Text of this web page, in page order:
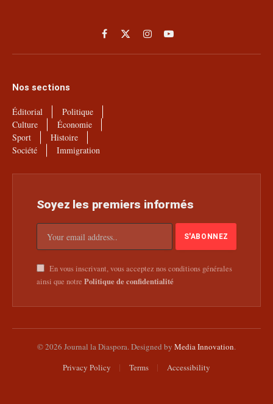
Facebook
X
(Twitter)
InstagramYouTube
Nos sections
Éditorial
Politique
Culture
Économie
Sport
Histoire
Société
Immigration
Soyez les premiers informés
En vous inscrivant, vous acceptez nos conditions générales
ainsi que notre Politique de confidentialité
© 2026 Journal la Diaspora. Designed by Media Innovation.
Privacy Policy
Terms Accessibility